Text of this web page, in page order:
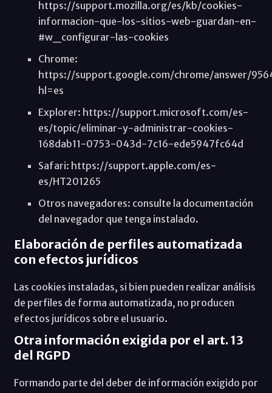
https://support.mozilla.org/es/kb/cookies-
informacion-que-los-sitios-web-guardan-en-
#w_configurar-las-cookies
Chrome:
https://support.google.com/chrome/answer/
hl=es
Explorer: https://support.microsoft.com/es-
es/topic/eliminar-y-administrar-cookies-
168dab11-0753-043d-7c16-ede5947fc64d
Safari: https://support.apple.com/es-
es/HT201265
Otros navegadores: consulte la documentación
del navegador que tenga instalado.
Elaboración de perfiles automatizada
con efectos jurídicos
Las cookies instaladas, si bien pueden realizar análisis
de perfiles de forma automatizada, no producen
efectos jurídicos sobre el usuario.
Otra información exigida por el art. 13
del RGPD
Formando parte del deber de información exigido por